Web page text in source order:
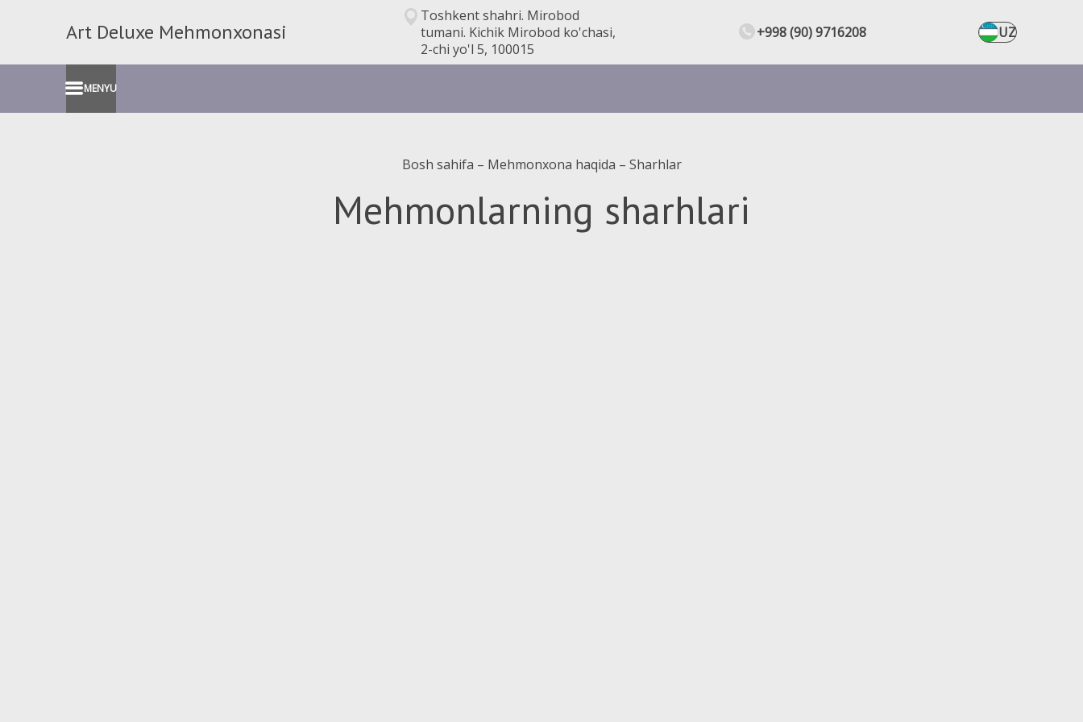
Art Deluxe Mehmonxonasi
Toshkent shahri. Mirobod
tumani. Kichik Mirobod ko'chasi,
2-chi yo'l 5, 100015
+998 (90) 9716208 UZ
MENYU
Bosh sahifa – Mehmonxona haqida – Sharhlar
Mehmonlarning sharhlari